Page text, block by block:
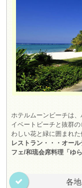
ホテルムーンビーチは
イベートビーチと抜群
わしい花と緑に囲まれた
レストラン・・・オー
フェ/和琉会席料理「ゆ
各